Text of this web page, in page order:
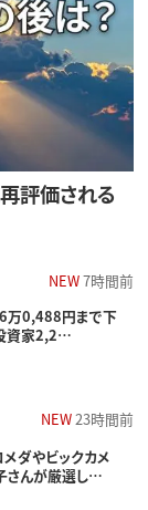
再評価される
NEW7時間前
万0,488円まで下
資家2,2…
NEW23時間前
ダやビックカメ
さんが厳選し…